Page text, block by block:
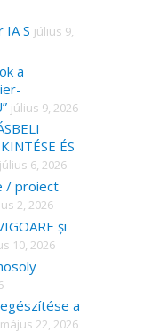
IA S július 9,
a
július 9, 2026
ÉS
július 6, 2026
/ proiect
2, 2026
și
10, 2026
a
május 22, 2026